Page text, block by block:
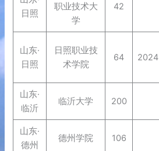
日照
职业技术大
学
42
山东·
日照
日照职业技
术学院
64 2024
山东·
临沂
临沂大学 200
山东·
德州
德州学院 106